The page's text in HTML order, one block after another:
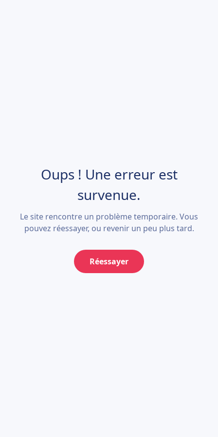
Oups ! Une erreur est
survenue.
Le site rencontre un problème temporaire. Vous
pouvez réessayer, ou revenir un peu plus tard.
Réessayer